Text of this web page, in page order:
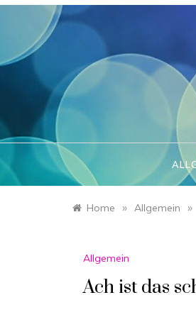
Skip
Home » Allgemein »
Allgemein
Ach ist das